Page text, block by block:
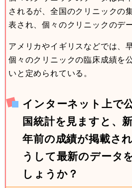
されるが、全国のクリニックの
表され、個々のクリニックのデ
アメリカやイギリスなどでは、
個々のクリニックの臨床成績を
いと定められている。
インターネット上で
国統計を見ますと、
年前の成績が掲載さ
うして最新のデータ
しょうか？